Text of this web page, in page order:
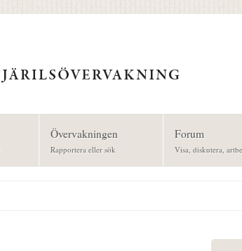
Övervakningen
Rapportera eller sök
Forum
Visa, diskutera,